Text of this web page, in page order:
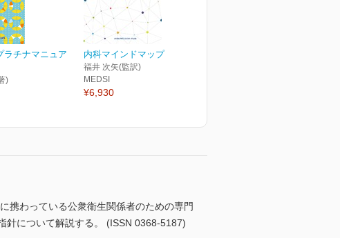
ラチナマニュア
)
内科マインドマップ
福井 次矢(監訳)
MEDSI
¥6,930
携わっている公衆衛生関係者のための専門
針について解説する。 (ISSN 0368-5187)